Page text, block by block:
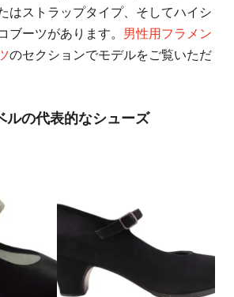
はストラップタイプ、そしてハイシ
ブーツがあります。 男性用フラメン
のセクションでモデルをご覧いただ
ルの代表的なシューズ